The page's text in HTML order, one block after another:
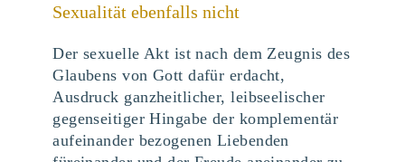
Sexualität ebenfalls nicht
Der sexuelle Akt ist nach dem Zeugnis des
Glaubens von Gott dafür erdacht,
Ausdruck ganzheitlicher, leibseelischer
gegenseitiger Hingabe der komplementär
aufeinander bezogenen Liebenden